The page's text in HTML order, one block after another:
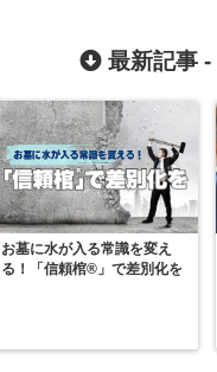
最新記事 -
お墓に水が入る常識を変え
る！「信頼棺®」で差別化を